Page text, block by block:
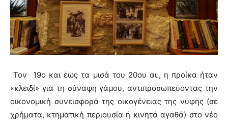
Τον 19ο και έως τα μισά του 20ου αι., η προίκα ήταν
«κλειδί» για τη σύναψη γάμου, αντιπροσωπεύοντας την
οικονομική συνεισφορά της οικογένειας της νύφης (σε
χρήματα, κτηματική περιουσία ή κινητά αγαθά) στο νέο